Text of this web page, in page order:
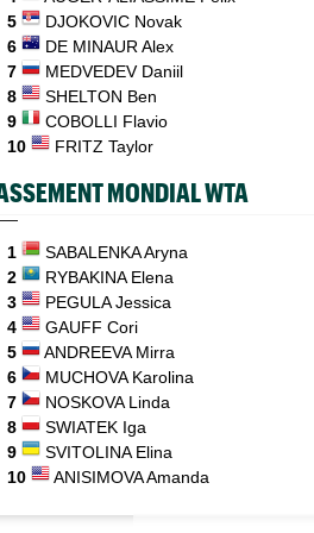
ATP / WTA
Tous les programmes et les résultats de ce
2026
INTERVIEW
Luca Van Assche : "Je peux être
long de l’année"
INTERVIEW
Quentin Halys : "Je n’ai pas eu de coup de
sponsors"
WTA - Toronto
Aryna Sabalenka propose... des
façon F1
5
DJOKOVIC Novak
6
DE MINAUR Alex
7
MEDVEDEV Daniil
8
SHELTON Ben
9
COBOLLI Flavio
10
FRITZ Taylor
MONDIAL WTA
1 SABALENKA Aryna
2
RYBAKINA Elena
3
PEGULA Jessica
4
GAUFF Cori
5
ANDREEVA Mirra
6
MUCHOVA Karolina
7
NOSKOVA Linda
8
SWIATEK Iga
9
SVITOLINA Elina
10
ANISIMOVA Amanda